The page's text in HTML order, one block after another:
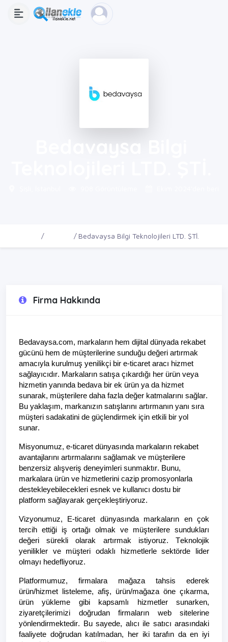
Bedavaysa Bilgi
Bedavaysa Bilgi Teknolojileri LTD. ŞTİ.
Firma Hakkında
Bedavaysa.com, markaların hem dijital dünyada rekabet
gücünü hem de müşterilerine sunduğu değeri artırmak
amacıyla kurulmuş yenilikçi bir e-ticaret aracı hizmet
sağlayıcıdır. Markaların satışa çıkardığı her ürün veya
hizmetin yanında bedava bir ek ürün ya da hizmet
sunarak, müşterilere daha fazla değer katmalarını sağlar.
Bu yaklaşım, markanızın satışlarını artırmanın yanı sıra
müşteri sadakatini de güçlendirmek için etkili bir yol
sunar.
Misyonumuz, e-ticaret dünyasında markaların rekabet
avantajlarını artırmalarını sağlamak ve müşterilere
benzersiz alışveriş deneyimleri sunmaktır. Bunu,
markalara ürün ve hizmetlerini cazip promosyonlarla
destekleyebilecekleri esnek ve kullanıcı dostu bir
platform sağlayarak gerçekleştiriyoruz.
Vizyonumuz, E-ticaret dünyasında markaların en çok
tercih ettiği iş ortağı olmak ve müşterilere sundukları
değeri sürekli olarak artırmak istiyoruz. Teknolojik
yenilikler ve müşteri odaklı hizmetlerle sektörde lider
olmayı hedefliyoruz.
Platformumuz, firmalara mağaza tahsis ederek
ürün/hizmet listeleme, afiş, ürün/mağaza öne çıkarma,
ürün yükleme gibi kapsamlı hizmetler sunarken,
ziyaretçilerimizi doğrudan firmaların web sitelerine
yönlendirmektedir. Bu sayede, alıcı ile satıcı arasındaki
faaliyete doğrudan katılmadan, her iki tarafın da en iyi